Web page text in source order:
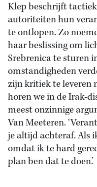
Klep beschrijft
autoriteiten hun
te ontlopen. Zo
haar beslissing om
Srebrenica te sturen
omstandigheden
zijn kritiek te leveren
horen we in de Irak-
meest onzinnige
Van Meeteren.
je altijd achteraf. Als
omdat ik te hard
plan ben dat te doen.’